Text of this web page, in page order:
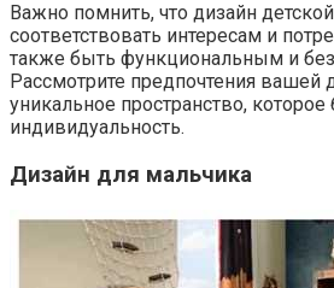
Важно помнить, что дизайн
соответствовать интересам и
также быть функциональным и
Рассмотрите предпочтения вашей
уникальное пространство, которое
индивидуальность.
Дизайн для мальчика